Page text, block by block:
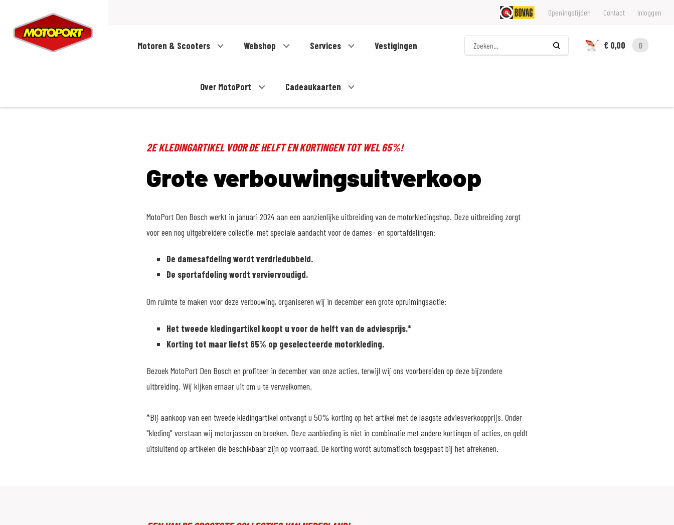
Openingstijden Contact Inloggen
Motoren & Scooters Webshop Services Vestigingen
Over MotoPort Cadeaukaarten
Zoeken
€ 0,00
0
2E KLEDINGARTIKEL VOOR DE HELFT EN KORTINGEN TOT WEL 65%!
Grote verbouwingsuitverkoop
MotoPort Den Bosch werkt in januari 2024 aan een aanzienlijke uitbreiding van de motorkledingshop. Deze uitbreiding zorgt
voor een nog uitgebreidere collectie, met speciale aandacht voor de dames- en sportafdelingen:
De damesafdeling wordt verdriedubbeld.
De sportafdeling wordt verviervoudigd.
Om ruimte te maken voor deze verbouwing, organiseren wij in december een grote opruimingsactie:
Het tweede kledingartikel koopt u voor de helft van de adviesprijs.*
Korting tot maar liefst 65% op geselecteerde motorkleding.
Bezoek MotoPort Den Bosch en profiteer in december van onze acties, terwijl wij ons voorbereiden op deze bijzondere
uitbreiding. Wij kijken ernaar uit om u te verwelkomen.
*Bij aankoop van een tweede kledingartikel ontvangt u 50% korting op het artikel met de laagste adviesverkoopprijs. Onder
"kleding" verstaan wij motorjassen en broeken. Deze aanbieding is niet in combinatie met andere kortingen of acties, en geldt
uitsluitend op artikelen die beschikbaar zijn op voorraad. De korting wordt automatisch toegepast bij het afrekenen.